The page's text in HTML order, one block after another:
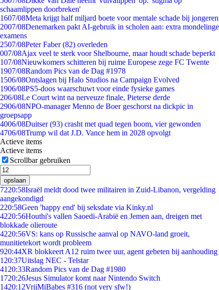
schaamlippen doorbreken'
1607/08Meta krijgt half miljard boete voor mentale schade bij jongeren
2007/08Denemarken pakt AI-gebruik in scholen aan: extra mondelinge
examens
2507/08Peter Faber (82) overleden
007/08Ajax veel te sterk voor Shelbourne, maar houdt schade beperkt
107/08Nieuwkomers schitteren bij ruime Europese zege FC Twente
1907/08Random Pics van de Dag #1978
1506/08Ontslagen bij Halo Studios na Campaign Evolved
1906/08PS5-doos waarschuwt voor einde fysieke games
206/08Le Court wint na nerveuze finale, Pieterse derde
2906/08NPO-manager Menno de Boer geschorst na dickpic in
groepsapp
4006/08Duitser (93) crasht met quad tegen boom, vier gewonden
4706/08Trump wil dat J.D. Vance hem in 2028 opvolgt
Actieve items
Actieve items
Scrollbar gebruiken
opslaan
7220:58Israël meldt dood twee militairen in Zuid-Libanon, vergelding
aangekondigd
220:58Geen 'happy end' bij seksdate via Kinky.nl
4220:56Houthi's vallen Saoedi-Arabië en Jemen aan, dreigen met
blokkade olieroute
4220:56VS: kans op Russische aanval op NAVO-land groeit,
munitietekort wordt probleem
920:44XR blokkeert A12 ruim twee uur, agent gebeten bij aanhouding
1 20:37Uitslag NEC - Telstar
41 20:33Random Pics van de Dag #1980
1720:26Jesus Simulator komt naar Nintendo Switch
1420:12VrijMiBabes #316 (not very sfw!)